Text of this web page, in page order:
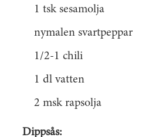
1 tsk sesamolja
nymalen svartpeppar
1/2-1 chili
1 dl vatten
2 msk rapsolja
Dippsås: